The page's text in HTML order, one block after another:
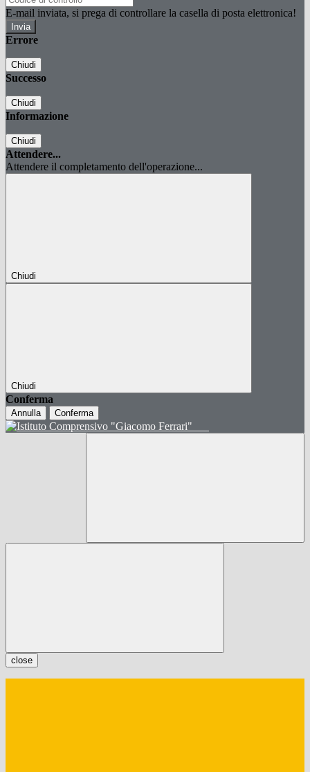
E-mail inviata, si prega di controllare la casella di posta elettronica!
Errore
Chiudi
Successo
Chiudi
Informazione
Chiudi
Attendere...
Attendere il completamento dell'operazione...
Chiudi
Chiudi
Conferma
Annulla Conferma
close